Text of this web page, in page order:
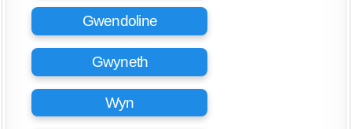
Gwendoline
Gwyneth
Wyn